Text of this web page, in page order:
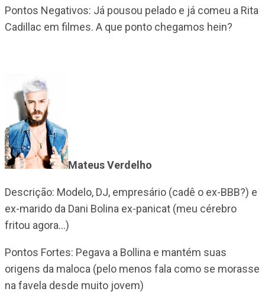
Pontos Negativos: Já pousou pelado e já comeu a Rita
Cadillac em filmes. A que ponto chegamos hein?
Mateus Verdelho
Descrição: Modelo, DJ, empresário (cadê o ex-BBB?) e
ex-marido da Dani Bolina ex-panicat (meu cérebro
fritou agora…)
Pontos Fortes: Pegava a Bollina e mantém suas
origens da maloca (pelo menos fala como se morasse
na favela desde muito jovem)